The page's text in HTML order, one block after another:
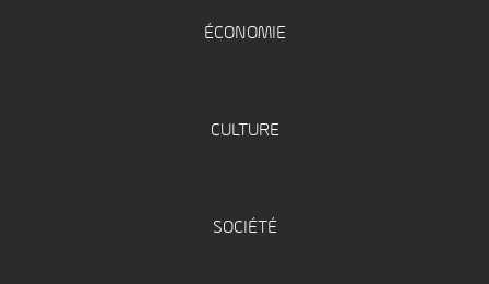
ÉCONOMIE
CULTURE
SOCIÉTÉ